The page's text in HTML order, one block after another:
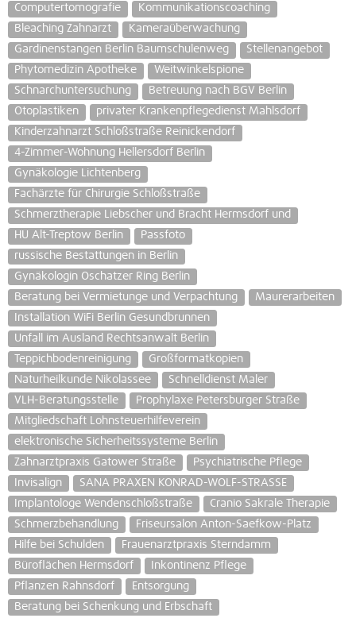
Computertomografie
Kommunikationscoaching
Bleaching Zahnarzt
Kameraüberwachung
Gardinenstangen Berlin Baumschulenweg
Stellenangebot
Phytomedizin Apotheke
Weitwinkelspione
Schnarchuntersuchung
Betreuung nach BGV Berlin
Otoplastiken
privater Krankenpflegedienst Mahlsdorf
Kinderzahnarzt Schloßstraße Reinickendorf
4-Zimmer-Wohnung Hellersdorf Berlin
Gynäkologie Lichtenberg
Fachärzte für Chirurgie Schloßstraße
Schmerztherapie Liebscher und Bracht Hermsdorf und
HU Alt-Treptow Berlin
Passfoto
russische Bestattungen in Berlin
Gynäkologin Oschatzer Ring Berlin
Beratung bei Vermietunge und Verpachtung
Maurerarbeiten
Installation WiFi Berlin Gesundbrunnen
Unfall im Ausland Rechtsanwalt Berlin
Teppichbodenreinigung
Großformatkopien
Naturheilkunde Nikolassee
Schnelldienst Maler
VLH-Beratungsstelle
Prophylaxe Petersburger Straße
Mitgliedschaft Lohnsteuerhilfeverein
elektronische Sicherheitssysteme Berlin
Zahnarztpraxis Gatower Straße
Psychiatrische Pflege
Invisalign
SANA PRAXEN KONRAD-WOLF-STRASSE
Implantologe Wendenschloßstraße
Cranio Sakrale Therapie
Schmerzbehandlung
Friseursalon Anton-Saefkow-Platz
Hilfe bei Schulden
Frauenarztpraxis Sterndamm
Büroflächen Hermsdorf
Inkontinenz Pflege
Pflanzen Rahnsdorf
Entsorgung
Beratung bei Schenkung und Erbschaft